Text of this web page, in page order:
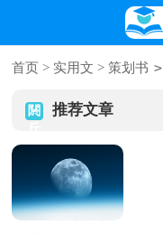
首页 > 实用文 >策划书 >
推荐文章